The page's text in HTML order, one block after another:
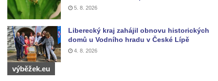
Pomník obětem 2. světové války v ulici 1.
máje v Lužci nad Vltavou
Pomník obětem válek v ulici 1. máje v Lužci
nad Vltavou
Hrob Vladislava Neumana v Hostíně u
Vojkovic
5. 8. 2026
Liberecký kraj zahájil obnovu historických
domů u Vodního hradu v České Lípě
4. 8. 2026
výběžek.eu